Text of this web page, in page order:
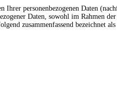
personenbezogenen Daten
Daten, sowohl im Rahmen
zusammenfassend bezeichnet